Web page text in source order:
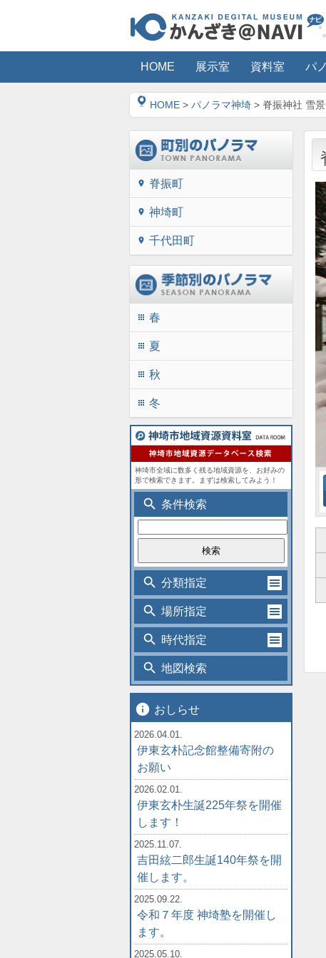
HOME 展示室 資料室 パ
HOME > パノラマ神埼 > 脊振神社 雪
location_on 脊振町
location_on 神埼町
location_on 千代田町
apps 春
apps 夏
apps 秋
apps 冬
神埼市全域に数多く残る地域資源を、お好みの
形で検索できます。まずは検索してみよう！
search 条件検索
search 分類指定
search 場所指定
search 時代指定
search 地図検索
info おしらせ
2026.04.01.
伊東玄朴記念館整備寄附の
お願い
2026.02.01.
伊東玄朴生誕225年祭を開催
します！
2025.11.07.
吉田絃二郎生誕140年祭を開
催します。
2025.09.22.
令和７年度 神埼塾を開催し
ます。
2025.05.10.